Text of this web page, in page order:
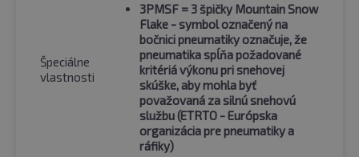
Špeciálne
vlastnosti
3PMSF = 3 špičky Mountain Snow
Flake - symbol označený na
bočnici pneumatiky označuje, že
pneumatika spĺňa požadované
kritériá výkonu pri snehovej
skúške, aby mohla byť
považovaná za silnú snehovú
službu (ETRTO - Európska
organizácia pre pneumatiky a
ráfiky)